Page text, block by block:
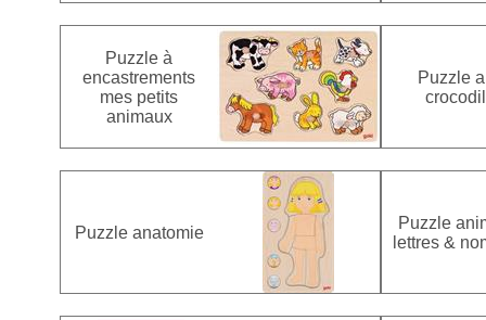
Puzzle à
encastrements
mes petits
animaux
Puzzle
Puzzle anatomie
Puzzle
lettres &